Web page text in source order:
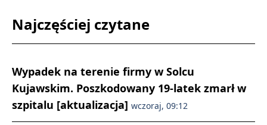
Najczęściej czytane
Wypadek na terenie firmy w Solcu
Kujawskim. Poszkodowany 19-latek zmarł w
szpitalu [aktualizacja] wczoraj, 09:12